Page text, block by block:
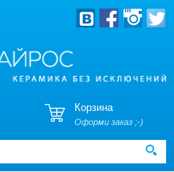
Корзина
Оформи заказ ;-)